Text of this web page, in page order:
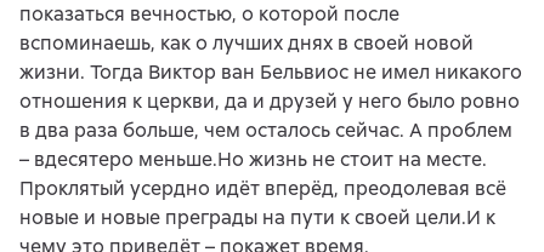
показаться вечностью, о которой после
вспоминаешь, как о лучших днях в своей новой
жизни. Тогда Виктор ван Бельвиос не имел никакого
отношения к церкви, да и друзей у него было ровно
в два раза больше, чем осталось сейчас. А проблем
– вдесятеро меньше.Но жизнь не стоит на месте.
Проклятый усердно идёт вперёд, преодолевая всё
новые и новые преграды на пути к своей цели.И к
чему это приведёт – покажет время.